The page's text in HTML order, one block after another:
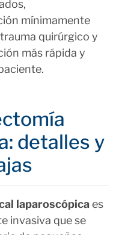
mínimamente
quirúrgico y
más rápida y
detalles y
laparoscópicaes
invasiva que se